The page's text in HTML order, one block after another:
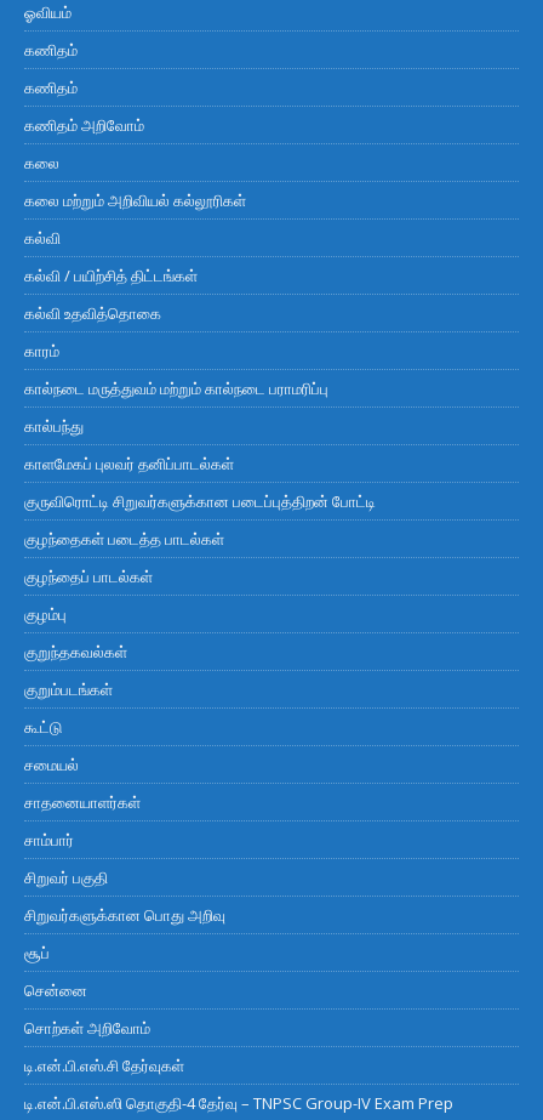
ஓவியம்
கணிதம்
கணிதம்
கணிதம் அறிவோம்
கலை
கலை மற்றும் அறிவியல் கல்லூரிகள்
கல்வி
கல்வி / பயிற்சித் திட்டங்கள்
கல்வி உதவித்தொகை
காரம்
கால்நடை மருத்துவம் மற்றும் கால்நடை பராமரிப்பு
கால்பந்து
காளமேகப் புலவர் தனிப்பாடல்கள்
குருவிரொட்டி சிறுவர்களுக்கான படைப்புத்திறன் போட்டி
குழந்தைகள் படைத்த பாடல்கள்
குழந்தைப் பாடல்கள்
குழம்பு
குறுந்தகவல்கள்
குறும்படங்கள்
கூட்டு
சமையல்
சாதனையாளர்கள்
சாம்பார்
சிறுவர் பகுதி
சிறுவர்களுக்கான பொது அறிவு
சூப்
சென்னை
சொற்கள் அறிவோம்
டி.என்.பி.எஸ்.சி தேர்வுகள்
டி.என்.பி.எஸ்.ஸி தொகுதி-4 தேர்வு – TNPSC Group-IV Exam Prep